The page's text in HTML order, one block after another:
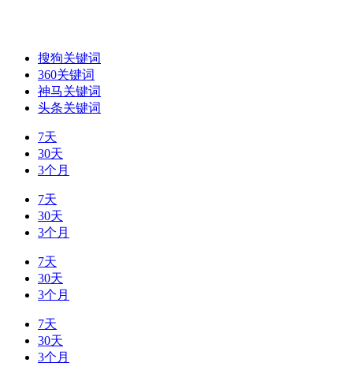
搜狗关键词
360关键词
神马关键词
头条关键词
7天
30天
3个月
7天
30天
3个月
7天
30天
3个月
7天
30天
3个月